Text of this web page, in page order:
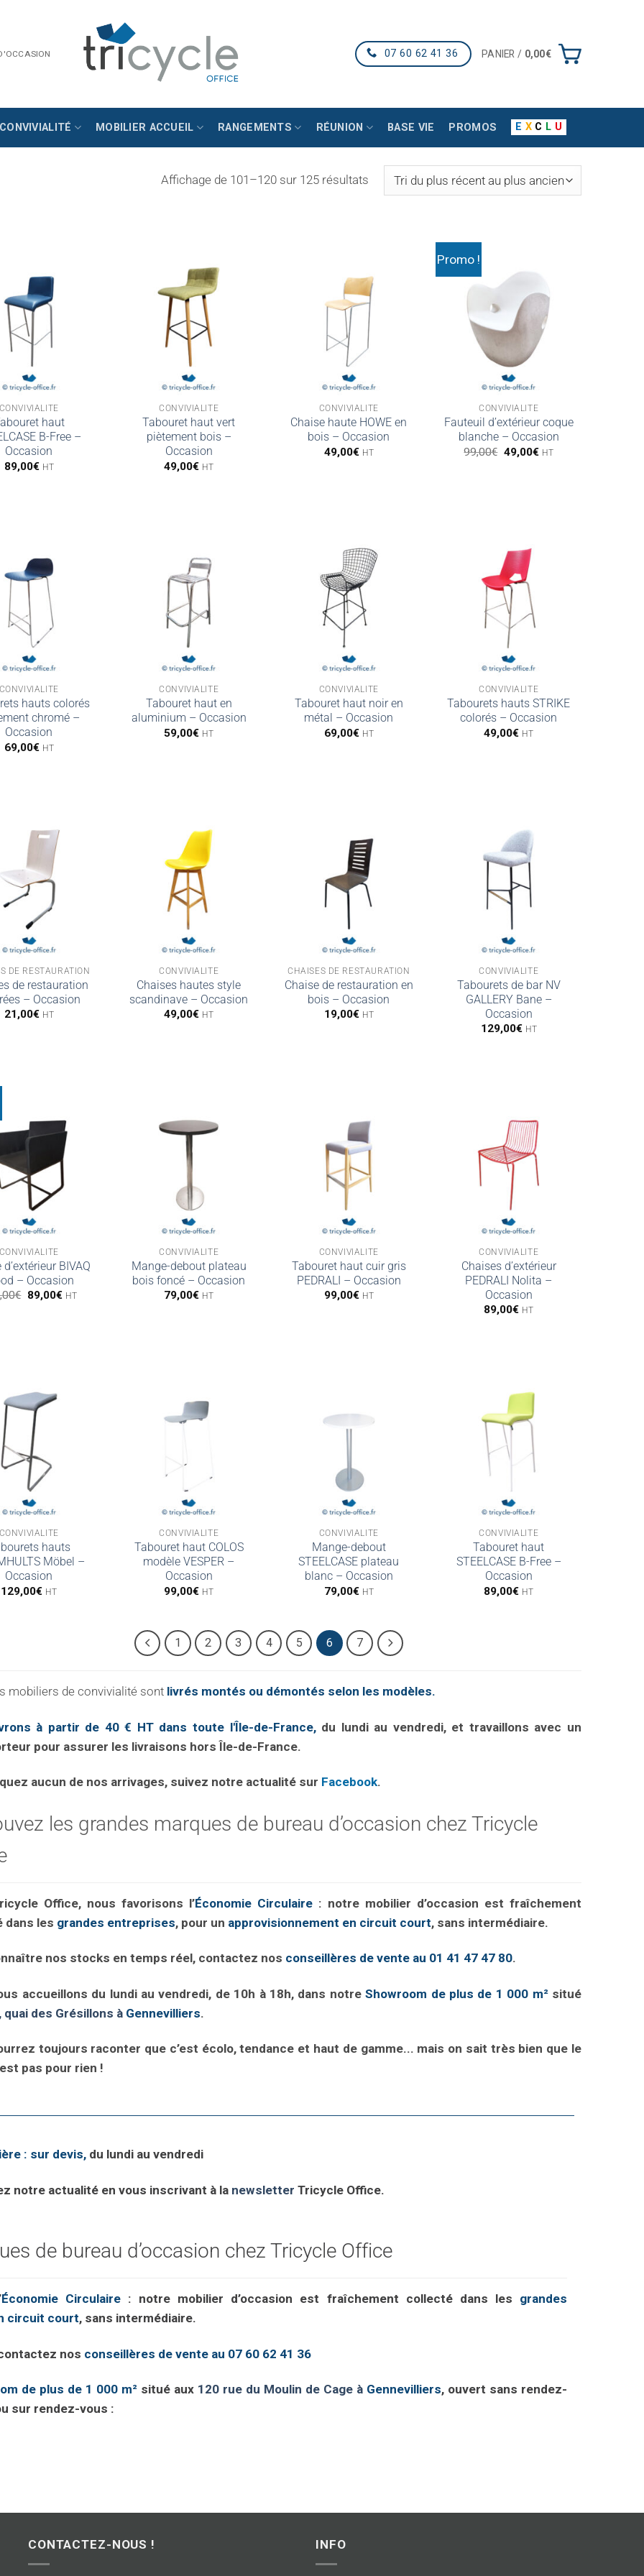
07 60 62 41 36 PANIER / 0,00€
CONVIVIALITÉ MOBILIER ACCUEIL RANGEMENTS RÉUNION BASE VIE PROMOS E X C L U
Affichage de 101–120 sur 125 résultatsTrié
plus
ancien
CONVIVIALITÉ
haut
B-Free –
Occasion
89,00€ HT
CONVIVIALITÉ
Tabouret haut vert
piètement bois –
Occasion
49,00€ HT
CONVIVIALITÉ
Chaise haute HOWE en
bois – Occasion
49,00€ HT
Promo !
CONVIVIALITÉ
Fauteuil d’extérieur coque
blanche – Occasion
99,00€ Le
prix
49,00€Le
HT
CONVIVIALITÉ
hauts colorés
chromé –
Occasion
69,00€ HT
CONVIVIALITÉ
Tabouret haut en
aluminium – Occasion
59,00€ HT
CONVIVIALITÉ
Tabouret haut noir en
métal – Occasion
69,00€ HT
CONVIVIALITÉ
Tabourets hauts STRIKE
colorés – Occasion
49,00€ HT
DE RESTAURATION
de restauration
– Occasion
21,00€ HT
CONVIVIALITÉ
Chaises hautes style
scandinave – Occasion
49,00€ HT
CHAISES DE RESTAURATION
Chaise de restauration en
bois – Occasion
19,00€ HT
CONVIVIALITÉ
Tabourets de bar NV
GALLERY Bane –
Occasion
129,00€ HT
CONVIVIALITÉ
d’extérieur BIVAQ
– Occasion
€ Le
89,00€Le
HT
CONVIVIALITÉ
Mange-debout plateau
bois foncé – Occasion
79,00€ HT
CONVIVIALITÉ
Tabouret haut cuir gris
PEDRALI – Occasion
99,00€ HT
CONVIVIALITÉ
Chaises d’extérieur
PEDRALI Nolita –
Occasion
89,00€ HT
CONVIVIALITÉ
hauts
Möbel –
Occasion
129,00€ HT
CONVIVIALITÉ
Tabouret haut COLOS
modèle VESPER –
Occasion
99,00€ HT
CONVIVIALITÉ
Mange-debout
STEELCASE plateau
blanc – Occasion
79,00€ HT
CONVIVIALITÉ
Tabouret haut
STEELCASE B-Free –
Occasion
89,00€ HT
1 2 3 4 5 6 7
mobiliers de convivialité sont livrés montés ou démontés selon les modèles.
à partir de 40 € HT dans toute l'Île-de-France,du lundi au vendredi, et travaillons avec un
pour assurer les livraisons hors Île-de-France.
aucun de nos arrivages, suivez notre actualité sur Facebook.
les grandes marques de bureau d’occasion chez Tricycle
Office, nous favorisons l’Économie Circulaire : notre mobilier d’occasion est fraîchement
dans les grandes entreprises, pour un approvisionnement en circuit court, sans intermédiaire.
nos stocks en temps réel, contactez nos conseillères de vente au 01 41 47 47 80.
accueillons du lundi au vendredi, de 10h à 18h, dans notreShowroom de plus de 1 000 m² situé
quai des Grésillons à Gennevilliers.
toujours raconter que c’est écolo, tendance et haut de gamme... mais on sait très bien que le
est pas pour rien !
: sur devis, du lundi au vendredi
notre actualité en vous inscrivant à la newsletter Tricycle Office.
de bureau d’occasion chez Tricycle Office
Économie Circulaire : notre mobilier d’occasion est fraîchement collecté dans les grandes
circuit court, sans intermédiaire.
nos conseillères de vente au 07 60 62 41 36
de plus de 1 000 m² situé aux 120 rue du Moulin de Cage à Gennevilliers, ouvert sans rendez-
sur rendez-vous :
CONTACTEZ-NOUS ! INFO